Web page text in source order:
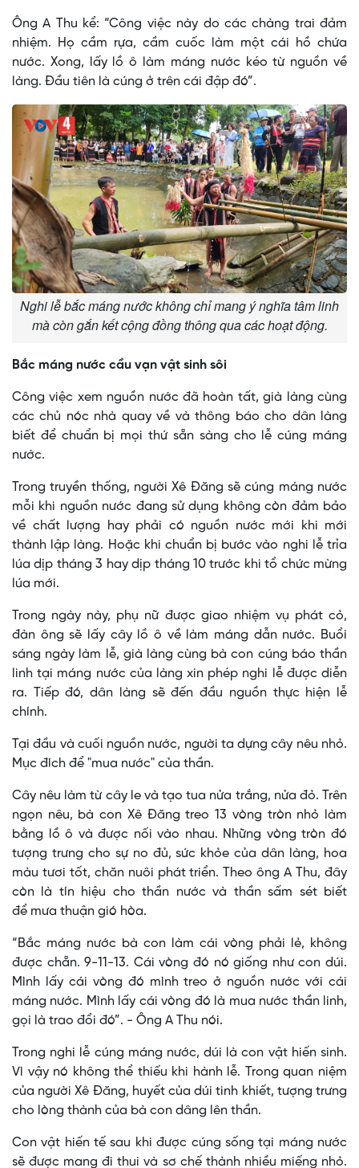
Ông A Thu kể: “Công việc này do các chàng trai đảm
nhiệm. Họ cầm rựa, cầm cuốc làm một cái hồ chứa
nước. Xong, lấy lồ ô làm máng nước kéo từ nguồn về
làng. Đầu tiên là cúng ở trên cái đập đó”.
Nghi lễ bắc máng nước không chỉ mang ý nghĩa tâm linh
mà còn gắn kết cộng đồng thông qua các hoạt động.
Bắc máng nước cầu vạn vật sinh sôi
Công việc xem nguồn nước đã hoàn tất, già làng cùng
các chủ nóc nhà quay về và thông báo cho dân làng
biết để chuẩn bị mọi thứ sẵn sàng cho lễ cúng máng
nước.
Trong truyền thống, người Xê Đăng sẽ cúng máng nước
mỗi khi nguồn nước đang sử dụng không còn đảm bảo
về chất lượng hay phải có nguồn nước mới khi mới
thành lập làng. Hoặc khi chuẩn bị bước vào nghi lễ trỉa
lúa dịp tháng 3 hay dịp tháng 10 trước khi tổ chức mừng
lúa mới.
Trong ngày này, phụ nữ được giao nhiệm vụ phát cỏ,
đàn ông sẽ lấy cây lồ ô về làm máng dẫn nước. Buổi
sáng ngày làm lễ, già làng cùng bà con cúng báo thần
linh tại máng nước của làng xin phép nghi lễ được diễn
ra. Tiếp đó, dân làng sẽ đến đầu nguồn thực hiện lễ
chính.
Tại đầu và cuối nguồn nước, người ta dựng cây nêu nhỏ.
Mục đích để "mua nước" của thần.
Cây nêu làm từ cây le và tạo tua nửa trắng, nửa đỏ. Trên
ngọn nêu, bà con Xê Đăng treo 13 vòng tròn nhỏ làm
bằng lồ ô và được nối vào nhau. Những vòng tròn đó
tượng trưng cho sự no đủ, sức khỏe của dân làng, hoa
màu tươi tốt, chăn nuôi phát triển. Theo ông A Thu, đây
còn là tín hiệu cho thần nước và thần sấm sét biết
để mưa thuận gió hòa.
“Bắc máng nước bà con làm cái vòng phải lẻ, không
được chẵn. 9-11-13. Cái vòng đó nó giống như con dúi.
Mình lấy cái vòng đó mình treo ở nguồn nước với cái
máng nước. Mình lấy cái vòng đó là mua nước thần linh,
gọi là trao đổi đó”. - Ông A Thu nói.
Trong nghi lễ cúng máng nước, dúi là con vật hiến sinh.
Vì vậy nó không thể thiếu khi hành lễ. Trong quan niệm
của người Xê Đăng, huyết của dúi tinh khiết, tượng trưng
cho lòng thành của bà con dâng lên thần.
Con vật hiến tế sau khi được cúng sống tại máng nước
sẽ được mang đi thui và sơ chế thành nhiều miếng nhỏ.